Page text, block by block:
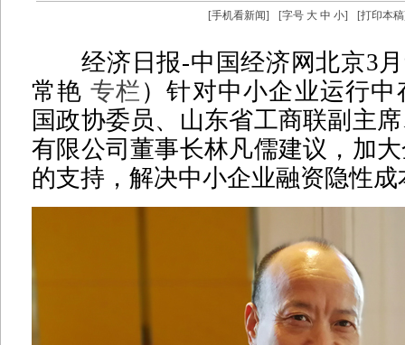
[手机看新闻] [字号 大 中 小] [打印本稿
经济日报-中国经济网北京3月
常艳 专栏 ）针对中小企业运行
国政协委员、山东省工商联副主
有限公司董事长林凡儒建议，加
的支持，解决中小企业融资隐性